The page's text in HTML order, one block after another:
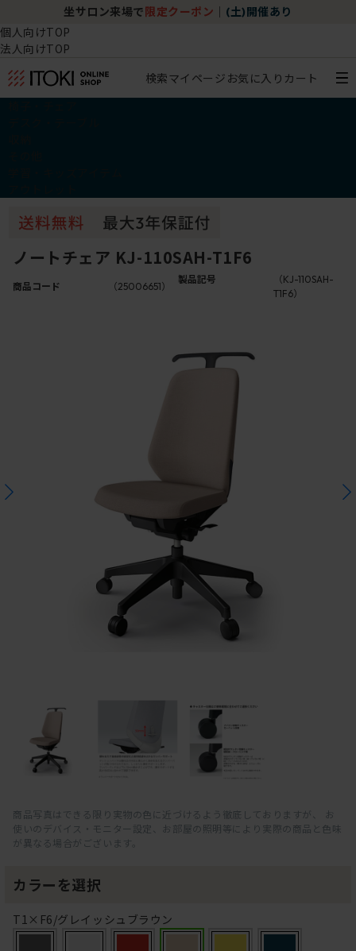
坐サロン来場で 限定クーポン (土)開催あり
個人向けTOP
法人向けTOP
検索マイページ お気に入り カート
ノートチェア KJ-110SAH-T1F6
商品コード （25006651）
製品記号
（KJ-110SAH-
T1F6）
商品写真はできる限り実物の色に近づけるよう徹底しておりますが、 お
使いのデバイス・モニター設定、お部屋の照明等により実際の商品と色味
が異なる場合がございます。
カラーを選択
T1×F6/グレイッシュブラウン